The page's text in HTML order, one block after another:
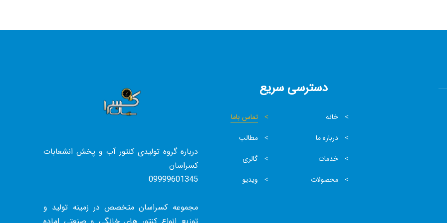
درباره گروه تولیدی کنتور آب و پخش انشعابات
کسراسان
09999601345
مجموعه کسراسان متخصص در زمینه تولید و
دسترسی سریع
خانه
تماس باما
درباره ما
مطالب
خدمات
گالری
محصولات
ویدیو